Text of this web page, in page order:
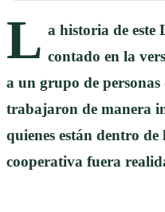
L a historia de este
contado en la
a un grupo de personas
trabajaron de manera
quienes están dentro
cooperativa fuera